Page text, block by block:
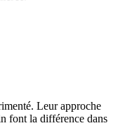
Leur approche
font la différence dans